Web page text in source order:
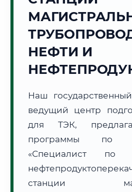
Расчет логистики оригиналов:
📜 Документы и аккредитация
🔍Нажмите на документ для
НЕФТИ И
Наш
ведущий центр
для ТЭК,
программы по
«Специалист по
станции